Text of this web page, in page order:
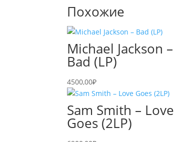
Похожие
Michael Jackson –
Bad (LP)
4500,00₽
Sam Smith – Love
Goes (2LP)